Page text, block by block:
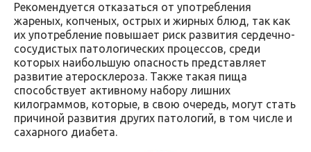
Рекомендуется отказаться от употребления
жареных, копченых, острых и жирных блюд, так как
их употребление повышает риск развития сердечно-
сосудистых патологических процессов, среди
которых наибольшую опасность представляет
развитие атеросклероза. Также такая пища
способствует активному набору лишних
килограммов, которые, в свою очередь, могут стать
причиной развития других патологий, в том числе и
сахарного диабета.